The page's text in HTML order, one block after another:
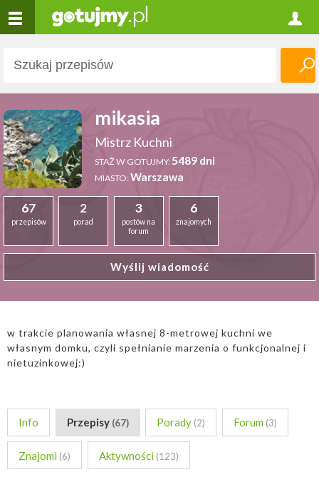
mikasia
Mistrz Kuchni
STAŻ W GOTUJMY:5489 dni
MIASTO:Warszawa
67
przepisów
2
porad
3
postów na
forum
6
znajomych
Wyślij wiadomość
w trakcie planowania własnej 8-metrowej kuchni we
własnym domku, czyli spełnianie marzenia o funkcjonalnej i
nietuzinkowej:)
Info Przepisy (67) Porady (2) Forum (3)
Znajomi (6) Aktywności (123)